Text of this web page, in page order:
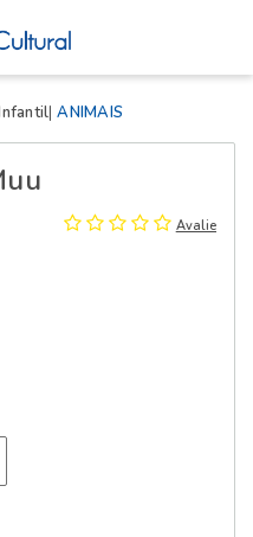
ANIMAIS
Avalie